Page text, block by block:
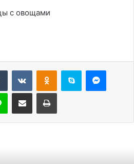
Tumblr ВконтактеОдноклассники
Skype
Line Поделиться через электронную почту Печатать